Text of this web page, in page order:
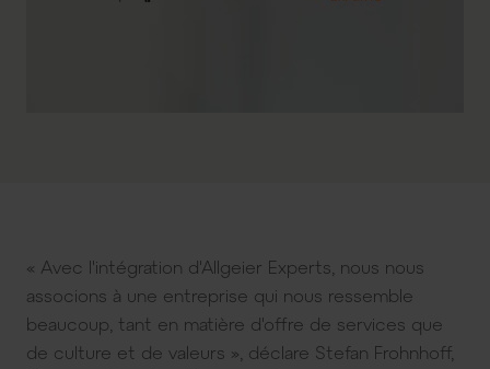
« Avec l'intégration d'Allgeier Experts, nous nous
associons à une entreprise qui nous ressemble
beaucoup, tant en matière d'offre de services que
de culture et de valeurs », déclare Stefan Frohnhoff,